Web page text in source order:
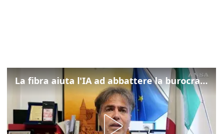
La fibra aiuta l'IA ad abbattere la burocrazia, progetto pilota in Veneto